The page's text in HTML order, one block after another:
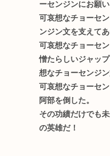
ーセンジンにお願い
可哀想なチョーセ
ンジン文を支えてあ
可哀想なチョーセ
憎たらしいジャッ
想なチョーセンジン
可哀想なチョーセ
阿部を倒した。
その功績だけでも
の英雄だ！